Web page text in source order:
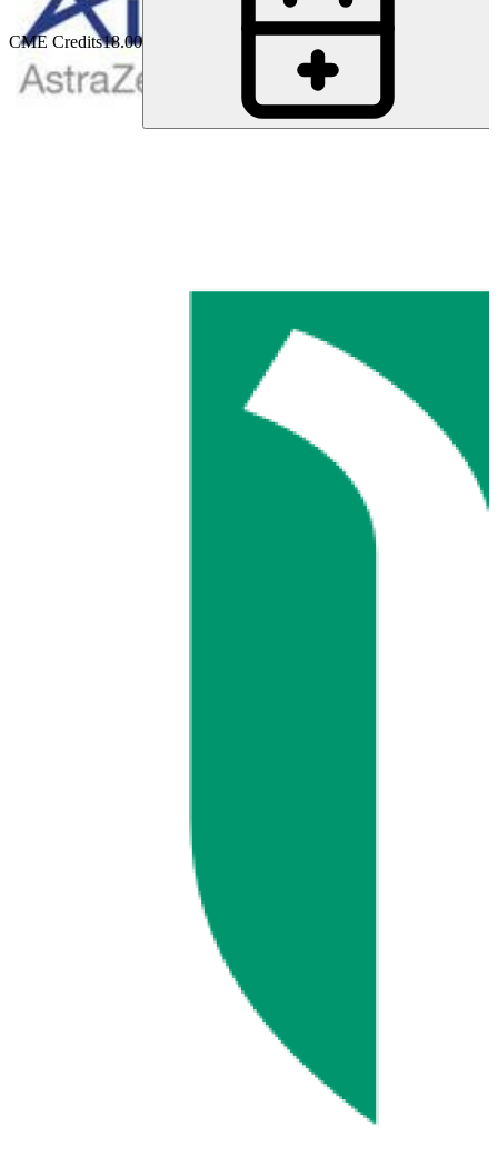
CME Credits18.00